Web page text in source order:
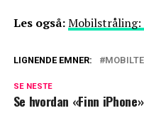
Les også:Mobilstråling:
LIGNENDE EMNER:
SE NESTE
Se hvordan «Finn